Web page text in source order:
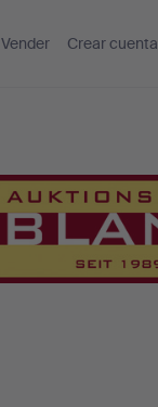
Vender Crear cuenta